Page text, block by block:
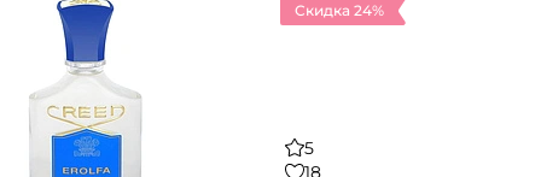
Скидка 24%
5
18